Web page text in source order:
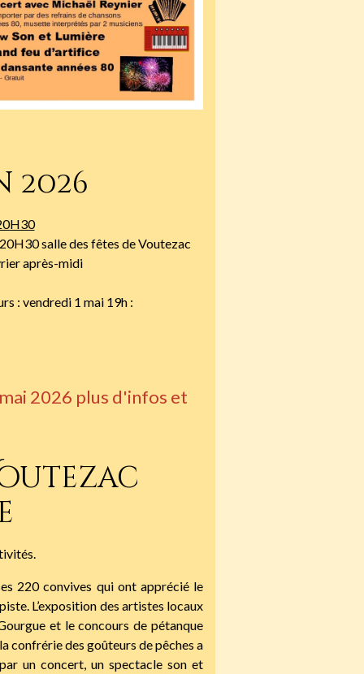
salle des fêtes de Voutezac
après-midi
: vendredi 1 mai 19h :
2026 plus d'infos et
220 convives qui ont apprécié le
L’exposition des artistes locaux
et le concours de pétanque
confrérie des goûteurs de pêches a
un concert, un spectacle son et